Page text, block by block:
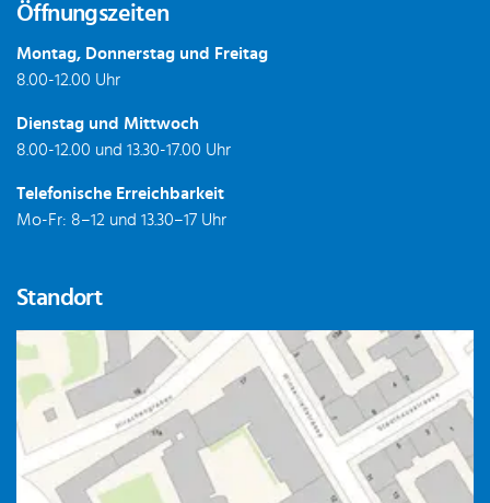
Öffnungszeiten
Montag, Donnerstag und Freitag
8.00-12.00 Uhr
Dienstag und Mittwoch
8.00-12.00 und 13.30-17.00 Uhr
Telefonische Erreichbarkeit
Mo-Fr: 8–12 und 13.30–17 Uhr
Standort